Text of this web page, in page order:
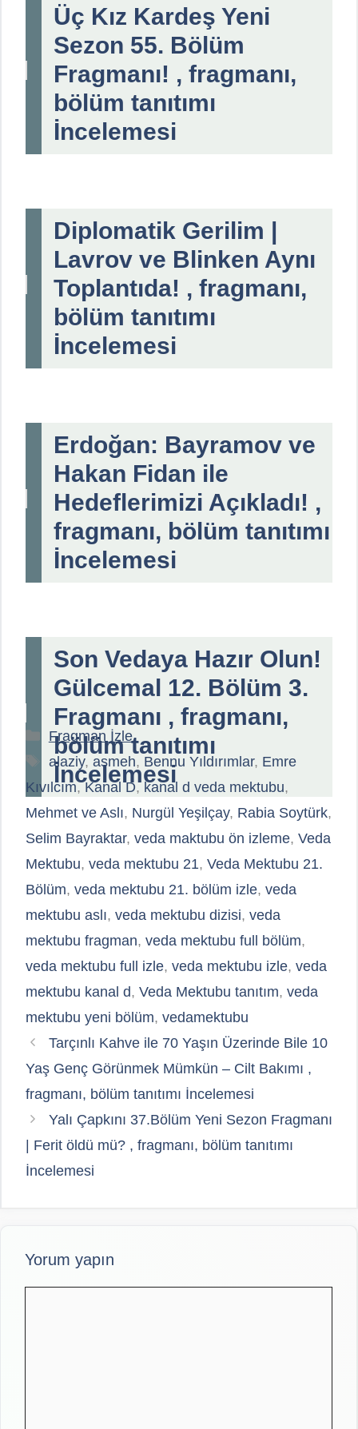
Üç Kız Kardeş Yeni
Sezon 55. Bölüm
Fragmanı! , fragmanı,
bölüm tanıtımı
İncelemesi
Diplomatik Gerilim |
Lavrov ve Blinken Aynı
Toplantıda! , fragmanı,
bölüm tanıtımı
İncelemesi
Erdoğan: Bayramov ve
Hakan Fidan ile
Hedeflerimizi Açıkladı! ,
fragmanı, bölüm tanıtımı
İncelemesi
Son Vedaya Hazır Olun!
Gülcemal 12. Bölüm 3.
Fragmanı , fragmanı,
bölüm tanıtımı
İncelemesi
Kategoriler
Fragman İzle
Etiketler
alaziy, asmeh, Bennu Yıldırımlar, Emre
Kıvılcım,Kanal D, kanal d veda mektubu,
Mehmet ve Aslı, Nurgül Yeşilçay, Rabia Soytürk,
Selim Bayraktar, veda maktubu ön izleme, Veda
Mektubu, veda mektubu 21, Veda Mektubu 21.
Bölüm, veda mektubu 21. bölüm izle, veda
mektubu aslı, veda mektubu dizisi, veda
mektubu fragman, veda mektubu full bölüm,
veda mektubu full izle, veda mektubu izle, veda
mektubu kanal d, Veda Mektubu tanıtım, veda
mektubu yeni bölüm, vedamektubu
Tarçınlı Kahve ile 70 Yaşın Üzerinde Bile 10
Yaş Genç Görünmek Mümkün – Cilt Bakımı ,
fragmanı, bölüm tanıtımı İncelemesi
Yalı Çapkını 37.Bölüm Yeni Sezon Fragmanı
| Ferit öldü mü? , fragmanı, bölüm tanıtımı
İncelemesi
Yorum yapın